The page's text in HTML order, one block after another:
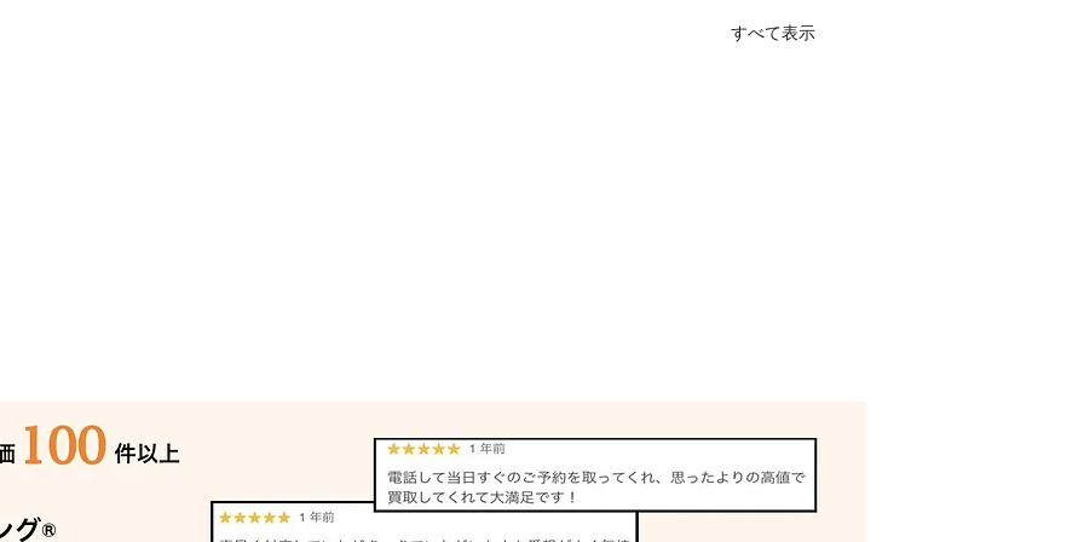
すべて表示